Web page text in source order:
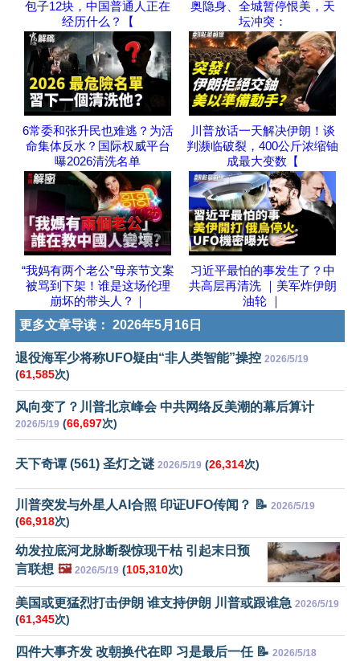
包子12块，中国普通人正在
经历什么？【
奥隐身、全城暂停恨美，天
坛冲突：
6常委和张升民也难逃？为活
命集体反水？国际权威平台
曝2026清洗名单
川普放话一天解决伊朗！谈
判濒临破裂，400公斤浓缩铀
成最大变数【
“我妈有两个老公”母亲节文案
被骂到下架！谁是这场伦理
崩坏的带头人？｜
习近平最怕的事发生了？中
共高层再清洗 ｜美军炸伊朗
油轮 ｜
更多文章导读： 2026年5月16日
退役海军少将称UFO疑由“非人类智能”操控 2026/5/19
(61,585次)
风向变了？川普北京峰会 中共网络反美潮的幕后算计
2026/5/19 (66,697次)
天下奇谭 (561) 圣灯之谜 2026/5/19 (26,314次)
川普突发与外星人AI合照 印证UFO传闻？ 📝 2026/5/19
(66,918次)
幼发拉底河龙脉断裂惊现干枯 引起末日预
言联想 🖼️ 2026/5/19 (105,310次)
美国或更猛烈打击伊朗 谁支持伊朗 川普或跟谁急 2026/5/19
(61,345次)
四件大事齐发 改朝换代在即 习是最后一任 📝 2026/5/18